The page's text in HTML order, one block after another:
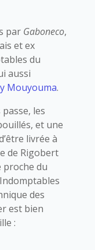
par Gaboneco,
et ex
du
aussi
Mouyouma.
les
et une
livrée à
de Rigobert
proche du
des
est bien
: